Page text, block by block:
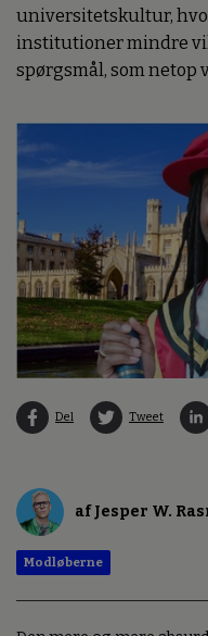
universitetskultur,
institutioner mindre
spørgsmål, som netop
Del Tweet
af Jesper W.
Modløberne